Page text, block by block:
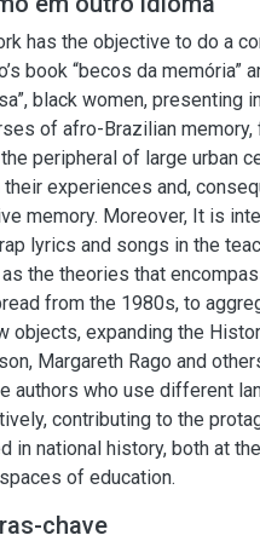
has the objective to do a
book “becos da memória”
black women, presenting
of afro-Brazilian memory,
peripheral of large urban
their experiences and,
memory. Moreover, It is
lyrics and songs in the
the theories that
from the 1980s, to
objects, expanding the
Margareth Rago and
authors who use different
contributing to the
in national history, both at
of education.
chave